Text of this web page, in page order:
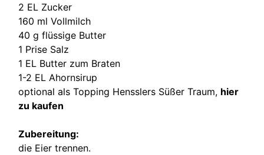
2 EL Zucker
160 ml Vollmilch
40 g flüssige Butter
1 Prise Salz
1 EL Butter zum Braten
1-2 EL Ahornsirup
optional als Topping Hensslers Süßer Traum, hier
zu kaufen
Zubereitung:
die Eier trennen.